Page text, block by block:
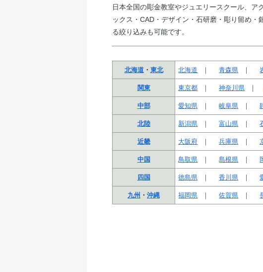
日本全国の彫金教室やジュエリースクール、
ックス・CAD・デザイン・石研磨・彫り留め
る絞り込みも可能です。
北海道・ 東北 北海道 青森県
関東 東京都 神奈川県
中部 愛知県 岐阜県
北陸 新潟県 富山県
近畿 大阪府 兵庫県
中国 鳥取県 島根県
四国 徳島県 香川県
九州 ・ 沖縄 福岡県 佐賀県